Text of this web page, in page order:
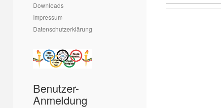
Downloads
Impressum
Datenschutzerklärung
Benutzer-
Anmeldung